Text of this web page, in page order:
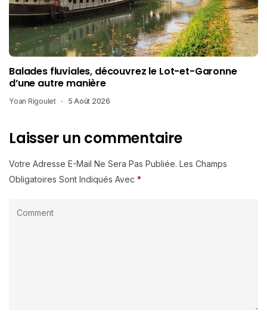
Balades fluviales, découvrez le Lot-et-Garonne
d’une autre manière
Yoan Rigoulet 5 Août 2026
Laisser un commentaire
Votre Adresse E-Mail Ne Sera Pas Publiée. Les Champs
Obligatoires Sont Indiqués Avec *